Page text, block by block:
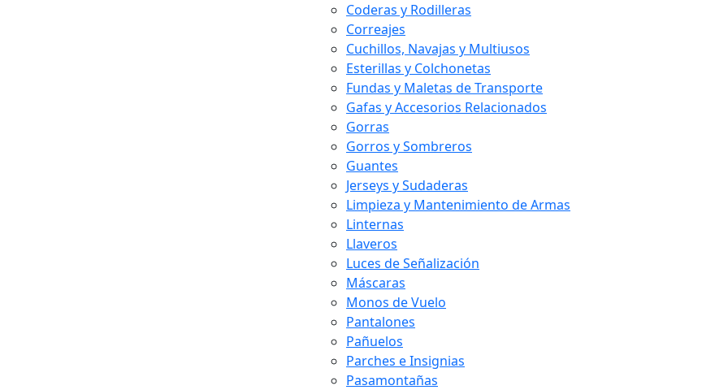
Coderas y Rodilleras
Correajes
Cuchillos, Navajas y Multiusos
Esterillas y Colchonetas
Fundas y Maletas de Transporte
Gafas y Accesorios Relacionados
Gorras
Gorros y Sombreros
Guantes
Jerseys y Sudaderas
Limpieza y Mantenimiento de Armas
Linternas
Llaveros
Luces de Señalización
Máscaras
Monos de Vuelo
Pantalones
Pañuelos
Parches e Insignias
Pasamontañas